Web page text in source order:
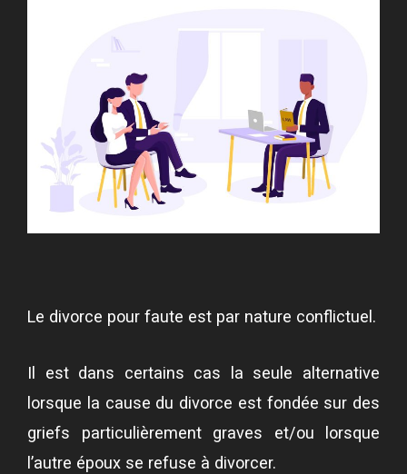
Le divorce pour faute est par nature conflictuel.
Il est dans certains cas la seule alternative
lorsque la cause du divorce est fondée sur des
griefs particulièrement graves et/ou lorsque
l’autre époux se refuse à divorcer.